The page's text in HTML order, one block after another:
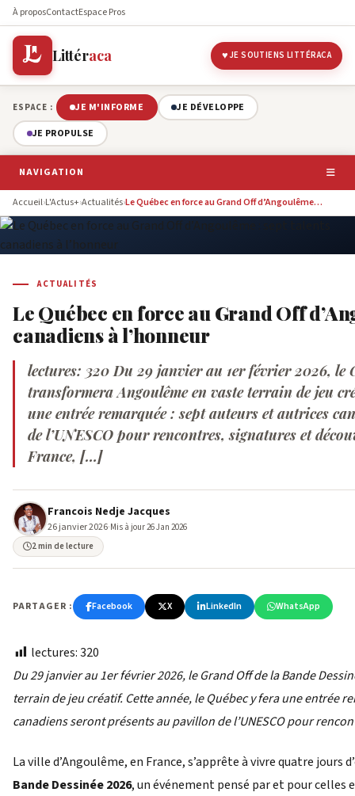
À proposContactEspace Pros
Littéraca JE SOUTIENS LITTÉRACA
ESPACE : JE M'INFORME
JE DÉVELOPPE
JE PROPULSE
NAVIGATION
Accueil›L'Actus+›Actualités›Le Québec en force au Grand Off d’Angoulême…
ACTUALITÉS
Le Québec en force au Grand Off
canadiens à l’honneur
lectures: 320 Du 29 janvier au 1er février 2026, le
transformera Angoulême en vaste terrain de jeu
une entrée remarquée : sept auteurs et autrices
de l’UNESCO pour rencontres, signatures et
France, […]
Francois Nedje Jacques
26 janvier 2026·Mis à jour 26 Jan 2026
2 min de lecture
PARTAGER : Facebook X LinkedIn WhatsApp
lectures:320
Du 29 janvier au 1er février 2026, le Grand Off de la Bande
terrain de jeu créatif. Cette année, le Québec y fera une entrée
canadiens seront présents au pavillon de l’UNESCO pour
La ville d’Angoulême, en France, s’apprête à vivre quatre jours
Bande Dessinée 2026, un événement pensé par et pour celles